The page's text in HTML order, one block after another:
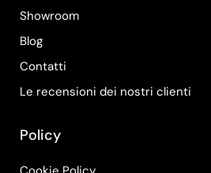
Showroom
Blog
Contatti
Le recensioni dei nostri clienti
Policy